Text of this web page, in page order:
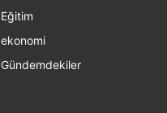
Eğitim
ekonomi
Gündemdekiler